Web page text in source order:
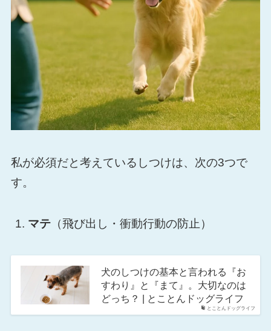
私が必須だと考えているしつけは、次の3つで
す。
マテ （飛び出し・衝動行動の防止）
とことんドッグライフ
犬のしつけの基本と言われる『お
すわり』と『まて』。大切なのは
どっち？ | とことんドッグライフ